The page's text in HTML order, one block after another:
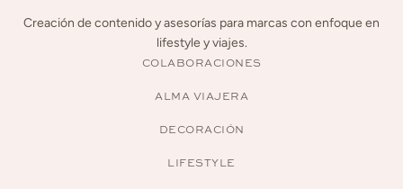
Creación de contenido y asesorías para marcas con enfoque en
lifestyle y viajes.
COLABORACIONES
ALMA VIAJERA
DECORACIÓN
LIFESTYLE